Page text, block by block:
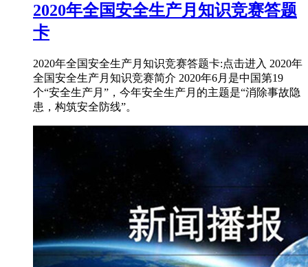
2020年全国安全生产月知识竞赛答题
卡
2020年全国安全生产月知识竞赛答题卡:点击进入 2020年
全国安全生产月知识竞赛简介 2020年6月是中国第19
个“安全生产月”，今年安全生产月的主题是“消除事故隐
患，构筑安全防线”。